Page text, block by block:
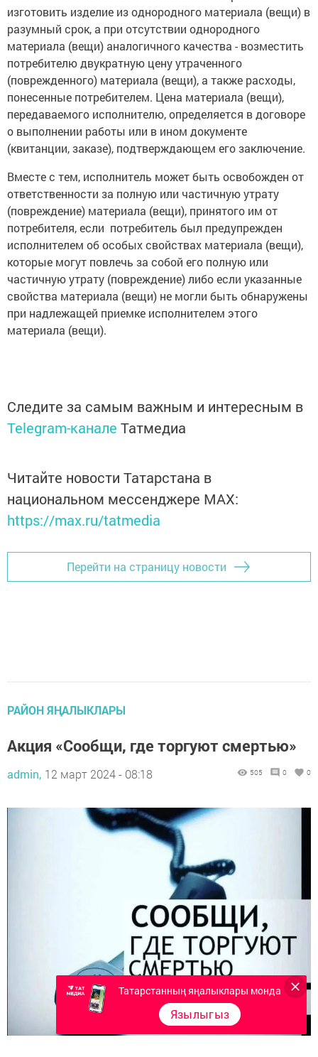
изготовить изделие из однородного материала (вещи) в
разумный срок, а при отсутствии однородного
материала (вещи) аналогичного качества - возместить
потребителю двукратную цену утраченного
(поврежденного) материала (вещи), а также расходы,
понесенные потребителем. Цена материала (вещи),
передаваемого исполнителю, определяется в договоре
о выполнении работы или в ином документе
(квитанции, заказе), подтверждающем его заключение.
Вместе с тем, исполнитель может быть освобожден от
ответственности за полную или частичную утрату
(повреждение) материала (вещи), принятого им от
потребителя, если потребитель был предупрежден
исполнителем об особых свойствах материала (вещи),
которые могут повлечь за собой его полную или
частичную утрату (повреждение) либо если указанные
свойства материала (вещи) не могли быть обнаружены
при надлежащей приемке исполнителем этого
материала (вещи).
Следите за самым важным и интересным в
Telegram-канале Татмедиа
Читайте новости Татарстана в
национальном мессенджере MАХ:
https://max.ru/tatmedia
Перейти на страницу новости
РАЙОН ЯҢАЛЫКЛАРЫ
Акция «Сообщи, где торгуют смертью»
admin, 12 март 2024 - 08:18 505 0 0
Татарстанның яңалыклары монда
Язылыгыз